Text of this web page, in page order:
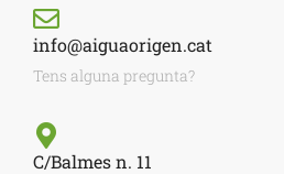
info@aiguaorigen.cat
Tens alguna pregunta?
C/Balmes n. 11